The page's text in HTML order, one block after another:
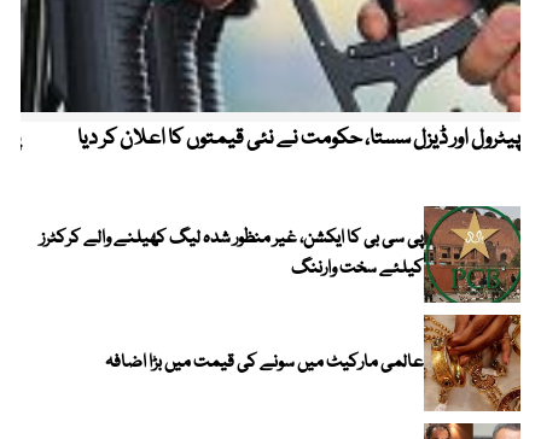
پیٹرول اور ڈیزل سستا، حکومت نے نئی قیمتوں کا اعلان کر دیا
پی سی بی کا ایکشن، غیر منظور شدہ لیگ کھیلنے والے کرکٹرز
کیلئے سخت وارننگ
عالمی مارکیٹ میں سونے کی قیمت میں بڑا اضافہ